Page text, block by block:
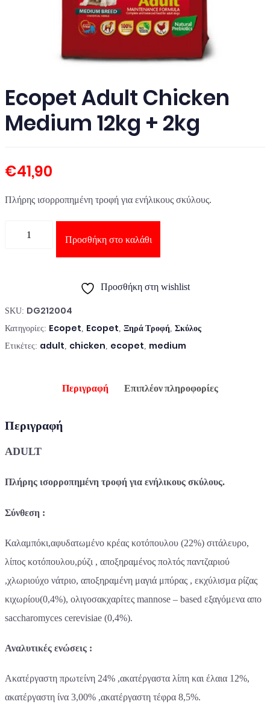
Ecopet Adult Chicken
Medium 12kg + 2kg
€41,90
Πλήρης ισορροπημένη τροφή για ενήλικους σκύλους.
Ποσότητα
Προσθήκη στο καλάθι
Προσθήκη στη wishlist
SKU: DG212004
Κατηγορίες: Ecopet, Ecopet, Ξηρά Τροφή, Σκύλος
Ετικέτες: adult, chicken, ecopet, medium
Περιγραφή Επιπλέον πληροφορίες
Περιγραφή
ADULT
Πλήρης ισορροπημένη τροφή για ενήλικους σκύλους.
Σύνθεση :
Καλαμπόκι,αφυδατωμένο κρέας κοτόπουλου (22%) σιτάλευρο,
λίπος κοτόπουλου,ρύζι , αποξηραμένος πολτός παντζαριού
,χλωριούχο νάτριο, αποξηραμένη μαγιά μπύρας , εκχύλισμα ρίζας
κιχωρίου(0,4%), ολιγοσακχαρίτες mannose – based εξαγόμενα απο
saccharomyces cerevisiae (0,4%).
Αναλυτικές ενώσεις :
Ακατέργαστη πρωτείνη 24% ,ακατέργαστα λίπη και έλαια 12%,
ακατέργαστη ίνα 3,00% ,ακατέργαστη τέφρα 8,5%.